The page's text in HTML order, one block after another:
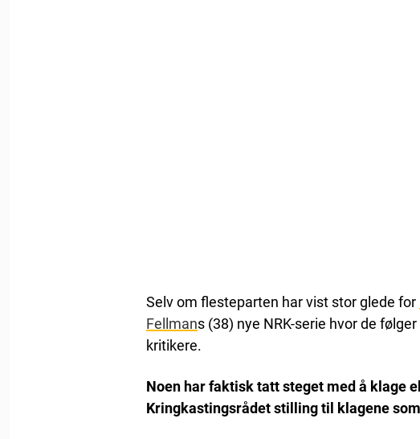
Selv om flesteparten har vist stor glede for
Fellmans (38) nye NRK-serie hvor de
kritikere.
Noen har faktisk tatt steget med å klage
Kringkastingsrådet stilling til klagene